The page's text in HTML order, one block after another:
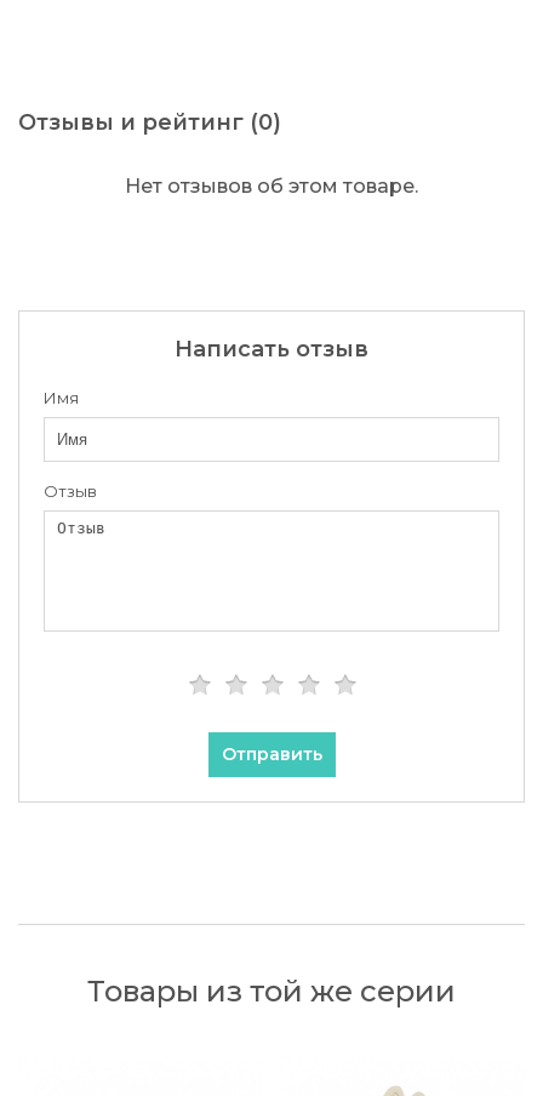
Отзывы и рейтинг (0)
Нет отзывов об этом товаре.
Написать отзыв
Имя
Отзыв
Отправить
Товары из той же серии